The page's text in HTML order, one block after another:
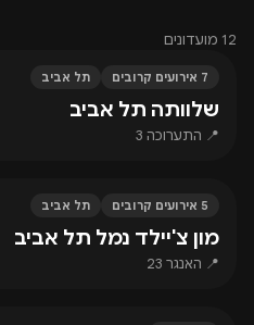
12 מועדונים
7 אירועים קרובים תל אביב
שלוותה תל אביב
📍 התערוכה 3
5 אירועים קרובים תל אביב
מון צ'יילד נמל תל אביב
📍 האנגר 23